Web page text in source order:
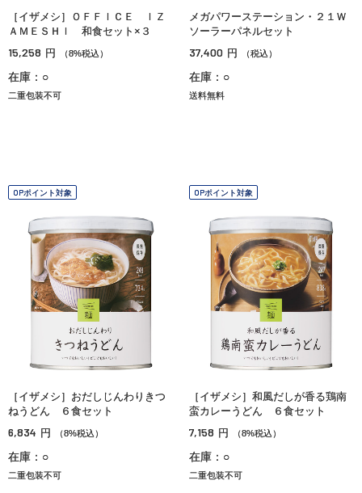
［イザメシ］ＯＦＦＩＣＥ ＩＺ
ＡＭＥＳＨＩ 和食セット×３
15,258 円 （8%税込）
在庫：○
二重包装不可
メガパワーステーション・２１Ｗ
ソーラーパネルセット
37,400 円 （税込）
在庫：○
送料無料
OPポイント対象
［イザメシ］おだしじんわりきつ
ねうどん ６食セット
6,834 円 （8%税込）
在庫：○
二重包装不可
OPポイント対象
［イザメシ］和風だしが香る鶏南
蛮カレーうどん ６食セット
7,158 円 （8%税込）
在庫：○
二重包装不可